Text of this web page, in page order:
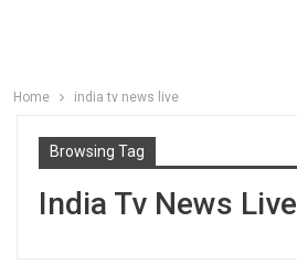
Home india tv news live
Browsing Tag
India Tv News Live